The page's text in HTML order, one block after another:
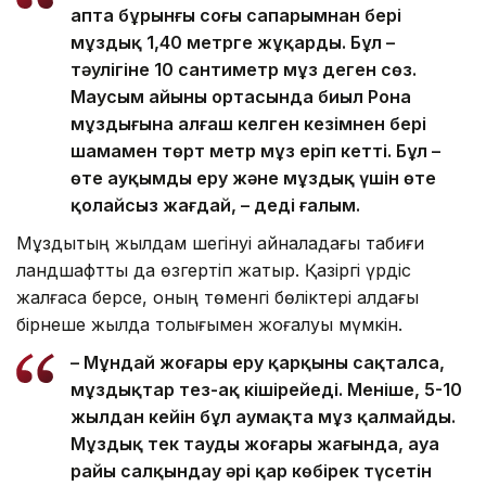
апта бұрынғы соңғы сапарымнан бері
мұздық 1,40 метрге жұқарды. Бұл –
тәулігіне 10 сантиметр мұз деген сөз.
Маусым айының ортасында биыл Рона
мұздығына алғаш келген кезімнен бері
шамамен төрт метр мұз еріп кетті. Бұл –
өте ауқымды еру және мұздық үшін өте
қолайсыз жағдай, – деді ғалым.
Мұздықтың жылдам шегінуі айналадағы табиғи
ландшафтты да өзгертіп жатыр. Қазіргі үрдіс
жалғаса берсе, оның төменгі бөліктері алдағы
бірнеше жылда толығымен жоғалуы мүмкін.
– Мұндай жоғары еру қарқыны сақталса,
мұздықтар тез-ақ кішірейеді. Меніңше, 5-10
жылдан кейін бұл аумақта мұз қалмайды.
Мұздық тек таудың жоғары жағында, ауа
райы салқындау әрі қар көбірек түсетін